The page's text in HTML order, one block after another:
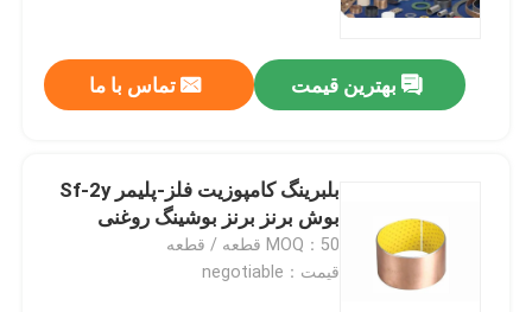
درباره ما
بهترین قیمت تماس با ما
بلبرینگ کامپوزیت فلز-پلیمر Sf-2y
بوش برنز برنز بوشینگ روغنی
MOQ：50 قطعه / قطعه
قیمت：negotiable